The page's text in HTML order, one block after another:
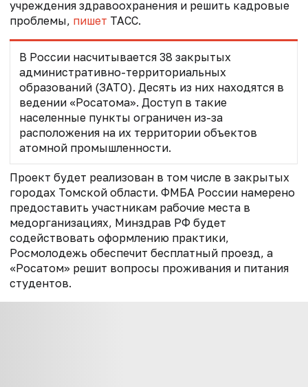
учреждения здравоохранения и решить кадровые
проблемы, пишет ТАСС.
В России насчитывается 38 закрытых
административно-территориальных
образований (ЗАТО). Десять из них находятся в
ведении «Росатома». Доступ в такие
населенные пункты ограничен из-за
расположения на их территории объектов
атомной промышленности.
Проект будет реализован в том числе в закрытых
городах Томской области. ФМБА России намерено
предоставить участникам рабочие места в
медорганизациях, Минздрав РФ будет
содействовать оформлению практики,
Росмолодежь обеспечит бесплатный проезд, а
«Росатом» решит вопросы проживания и питания
студентов.